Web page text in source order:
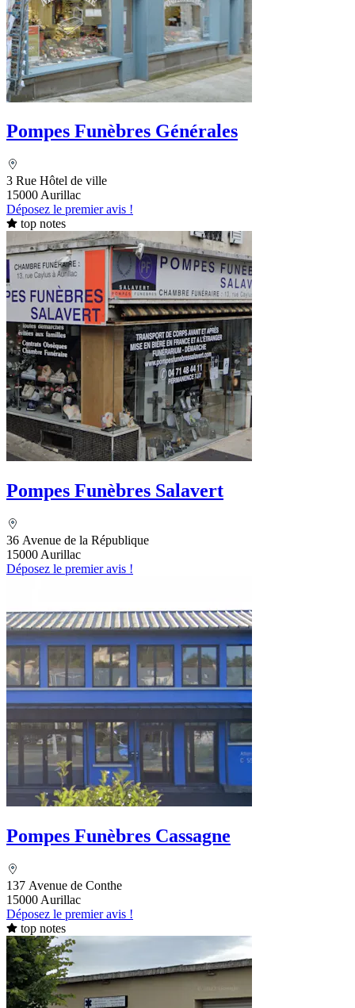
Pompes Funèbres Générales
3 Rue Hôtel de ville
15000 Aurillac
Déposez le premier avis !
top notes
Pompes Funèbres Salavert
36 Avenue de la République
15000 Aurillac
Déposez le premier avis !
Pompes Funèbres Cassagne
137 Avenue de Conthe
15000 Aurillac
Déposez le premier avis !
top notes